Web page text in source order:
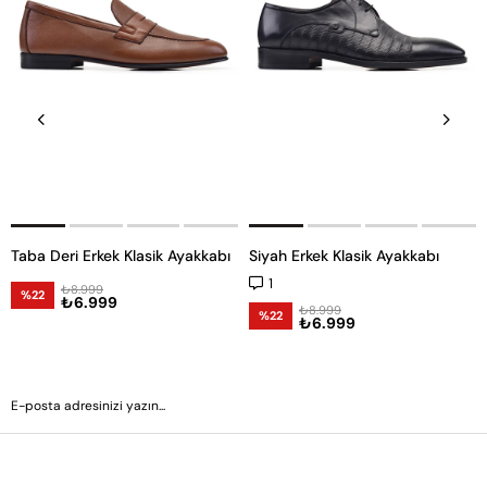
Taba Deri Erkek Klasik Ayakkabı
%22 ₺6.999
₺8.999
Siyah Erkek Klasik Ayakkabı
1
%22 ₺6.999
₺8.999